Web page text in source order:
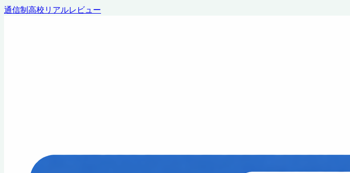
通信制高校リアルレビュー